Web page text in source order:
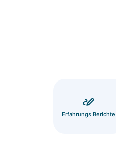
Erfahrungs Berichte